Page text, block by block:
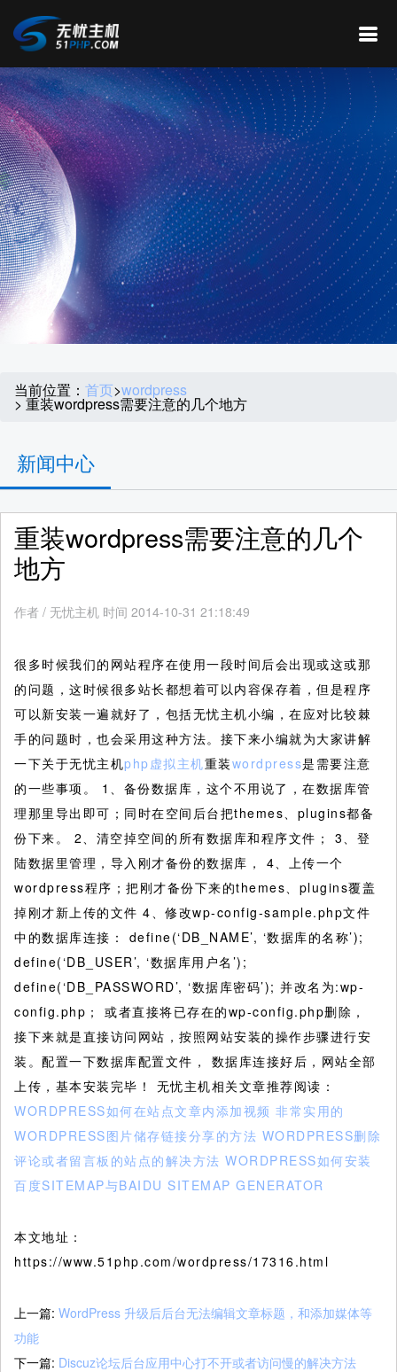
当前位置： 首页>wordpress
> 重装wordpress需要注意的几个地方
新闻中心
重装wordpress需要注意的几个
地方
作者 / 无忧主机 时间 2014-10-31 21:18:49
很多时候我们的网站程序在使用一段时间后会出现或这或那
的问题，这时候很多站长都想着可以内容保存着，但是程序
可以新安装一遍就好了，包括无忧主机小编，在应对比较棘
手的问题时，也会采用这种方法。接下来小编就为大家讲解
一下关于无忧主机php虚拟主机重装wordpress是需要注意
的一些事项。
1、备份数据库，这个不用说了，在数据库管
理那里导出即可；同时在空间后台把themes、plugins都备
份下来。 2、清空掉空间的所有数据库和程序文件； 3、登
陆数据里管理，导入刚才备份的数据库， 4、上传一个
wordpress程序；把刚才备份下来的themes、plugins覆盖
掉刚才新上传的文件 4、修改wp-config-sample.php文件
中的数据库连接： define(‘DB_NAME’, ‘数据库的名称’);
define(‘DB_USER’, ‘数据库用户名’);
define(‘DB_PASSWORD’, ‘数据库密码’); 并改名为:wp-
config.php； 或者直接将已存在的wp-config.php删除，
接下来就是直接访问网站，按照网站安装的操作步骤进行安
装。配置一下数据库配置文件， 数据库连接好后，网站全部
上传，基本安装完毕！ 无忧主机相关文章推荐阅读：
WORDPRESS如何在站点文章内添加视频 非常实用的
WORDPRESS图片储存链接分享的方法 WORDPRESS删除
评论或者留言板的站点的解决方法 WORDPRESS如何安装
百度SITEMAP与BAIDU SITEMAP GENERATOR
本文地址：
https://www.51php.com/wordpress/17316.html
上一篇: WordPress 升级后后台无法编辑文章标题，和添加媒体等
功能
下一篇: Discuz论坛后台应用中心打不开或者访问慢的解决方法